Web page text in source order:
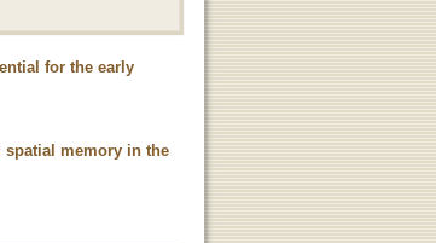
for the early
memory in the